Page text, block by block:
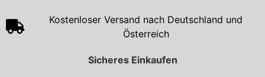
Kostenloser Versand nach Deutschland und
Österreich
Sicheres Einkaufen